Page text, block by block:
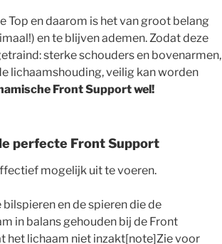
Top en daarom is het van groot belang
en te blijven ademen. Zodat deze
sterke schouders en bovenarmen,
lichaamshouding, veilig kan worden
Front Support wel!
perfecte Front Support
mogelijk uit te voeren.
en de spieren die de
in balans gehouden bij de Front
het lichaam niet inzakt[note]Zie voor